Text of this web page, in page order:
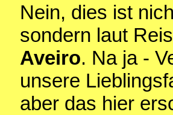
Nein, dies ist
sondern laut
Aveiro. Na ja -
unsere
aber das hier